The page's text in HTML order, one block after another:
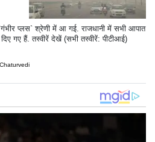
प्लस` श्रेणी में आ गई. राजधानी में सभी आपात
गए हैं. तस्वीरें देखें (सभी तस्वीरें: पीटीआई)